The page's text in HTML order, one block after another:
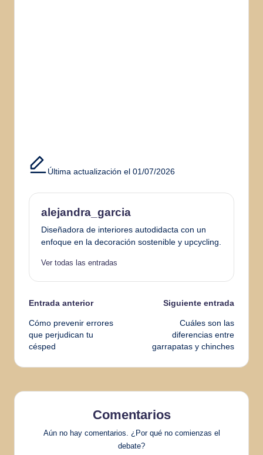
Última actualización el 01/07/2026
alejandra_garcia
Diseñadora de interiores autodidacta con un
enfoque en la decoración sostenible y upcycling.
Ver todas las entradas
Navegación
de
entradas
Entrada anterior
Cómo prevenir errores
que perjudican tu
césped
Siguiente entrada
Cuáles son las
diferencias entre
garrapatas y chinches
Comentarios
Aún no hay comentarios. ¿Por qué no comienzas el
debate?